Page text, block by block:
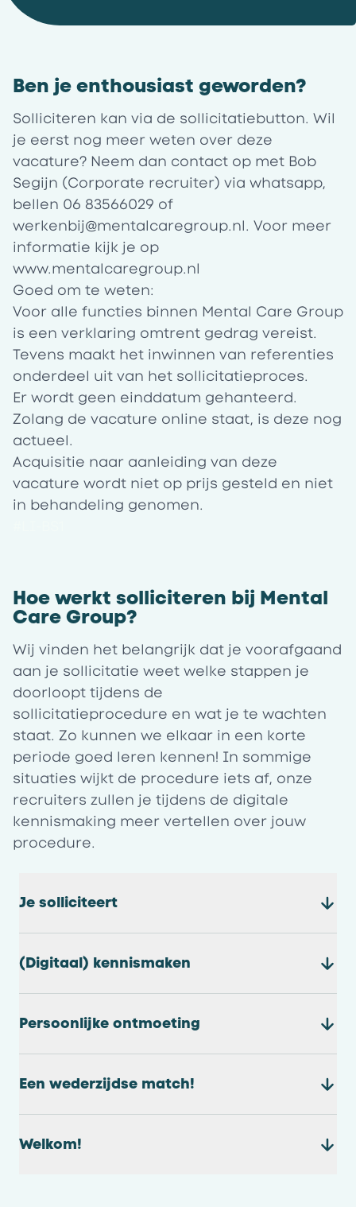
Ben je enthousiast geworden?
Solliciteren kan via de sollicitatiebutton. Wil
je eerst nog meer weten over deze
vacature? Neem dan contact op met Bob
Segijn (Corporate recruiter) via whatsapp,
bellen 06 83566029 of
werkenbij@mentalcaregroup.nl. Voor meer
informatie kijk je op
www.mentalcaregroup.nl
Goed om te weten:
Voor alle functies binnen Mental Care Group
is een verklaring omtrent gedrag vereist.
Tevens maakt het inwinnen van referenties
onderdeel uit van het sollicitatieproces.
Er wordt geen einddatum gehanteerd.
Zolang de vacature online staat, is deze nog
actueel.
Acquisitie naar aanleiding van deze
vacature wordt niet op prijs gesteld en niet
in behandeling genomen.
Hoe werkt solliciteren bij Mental
Care Group?
Wij vinden het belangrijk dat je voorafgaand
aan je sollicitatie weet welke stappen je
doorloopt tijdens de
sollicitatieprocedure en wat je te wachten
staat. Zo kunnen we elkaar in een korte
periode goed leren kennen! In sommige
situaties wijkt de procedure iets af, onze
recruiters zullen je tijdens de digitale
kennismaking meer vertellen over jouw
procedure.
Je solliciteert
(Digitaal) kennismaken
Persoonlijke ontmoeting
Een wederzijdse match!
Welkom!